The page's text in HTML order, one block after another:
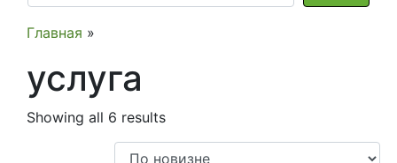
Главная »
услуга
Showing all 6 results